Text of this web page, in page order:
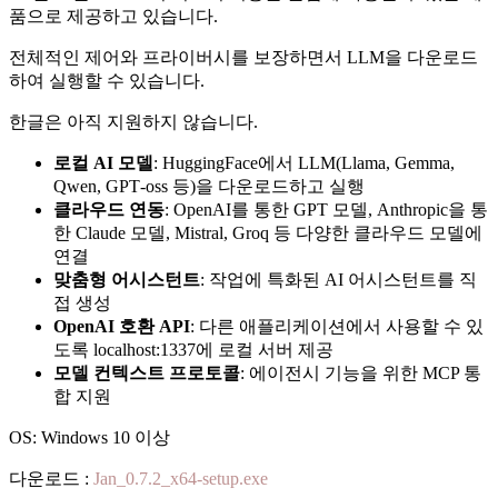
품으로 제공하고 있습니다.
전체적인 제어와 프라이버시를 보장하면서 LLM을 다운로드
하여 실행할 수 있습니다.
한글은 아직 지원하지 않습니다.
로컬 AI 모델 : HuggingFace에서 LLM(Llama, Gemma,
Qwen, GPT‑oss 등)을 다운로드하고 실행
클라우드 연동: OpenAI를 통한 GPT 모델, Anthropic을 통
한 Claude 모델, Mistral, Groq 등 다양한 클라우드 모델에
연결
맞춤형 어시스턴트: 작업에 특화된 AI 어시스턴트를 직
접 생성
OpenAI 호환 API: 다른 애플리케이션에서 사용할 수 있
도록 localhost:1337에 로컬 서버 제공
모델 컨텍스트 프로토콜: 에이전시 기능을 위한 MCP 통
합 지원
OS: Windows 10 이상
다운로드 : Jan_0.7.2_x64-setup.exe